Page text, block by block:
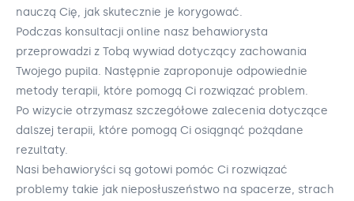
nauczą Cię, jak skutecznie je korygować.
Podczas konsultacji online nasz behawiorysta
przeprowadzi z Tobą wywiad dotyczący zachowania
Twojego pupila. Następnie zaproponuje odpowiednie
metody terapii, które pomogą Ci rozwiązać problem.
Po wizycie otrzymasz szczegółowe zalecenia dotyczące
dalszej terapii, które pomogą Ci osiągnąć pożądane
rezultaty.
Nasi behawioryści są gotowi pomóc Ci rozwiązać
problemy takie jak nieposłuszeństwo na spacerze, strach